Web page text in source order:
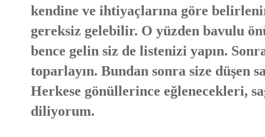
kendine ve ihtiyaçlarına göre
gereksiz gelebilir. O yüzden bavulu
bence gelin siz de listenizi yapın.
toparlayın. Bundan sonra size düşen
Herkese gönüllerince eğlenecekleri,
diliyorum.